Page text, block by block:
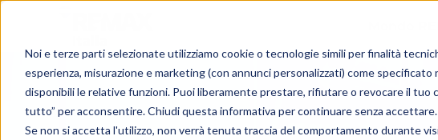
Noi e terze parti selezionate utilizziamo cookie o tecnologie simili per finalità
esperienza, misurazione e marketing (con annunci personalizzati) come specificato
disponibili le relative funzioni. Puoi liberamente prestare, rifiutare o revocare il tuo
tutto” per acconsentire. Chiudi questa informativa per continuare senza accettare.
Se non si accetta l'utilizzo, non verrà tenuta traccia del comportamento durante